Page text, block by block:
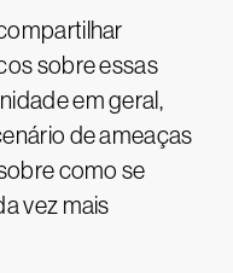
sobre essas
em geral,
de ameaças
como se
vez mais